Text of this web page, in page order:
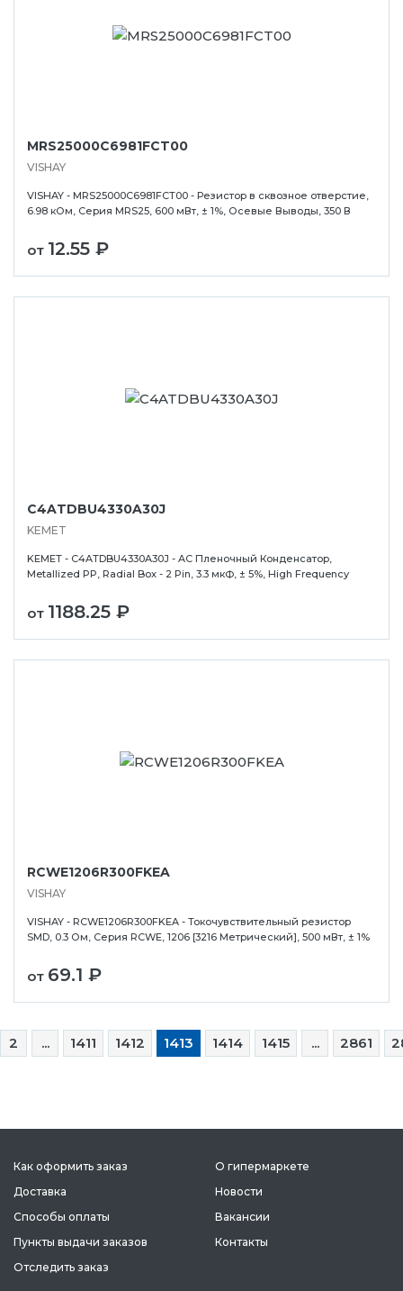
MRS25000C6981FCT00
VISHAY
VISHAY - MRS25000C6981FCT00 - Резистор в сквозное отверстие,
6.98 кОм, Серия MRS25, 600 мВт, ± 1%, Осевые Выводы, 350 В
от 12.55 ₽
C4ATDBU4330A30J
KEMET
KEMET - C4ATDBU4330A30J - AC Пленочный Конденсатор,
Metallized PP, Radial Box - 2 Pin, 3.3 мкФ, ± 5%, High Frequency
от 1188.25 ₽
RCWE1206R300FKEA
VISHAY
VISHAY - RCWE1206R300FKEA - Токочувствительный резистор
SMD, 0.3 Ом, Серия RCWE, 1206 [3216 Метрический], 500 мВт, ± 1%
от 69.1 ₽
2 ... 1411 1412 1413 1414 1415 ... 2861
Как оформить заказ
Доставка
Способы оплаты
Пункты выдачи заказов
Отследить заказ
О гипермаркете
Новости
Вакансии
Контакты